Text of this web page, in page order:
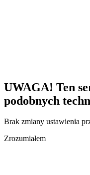
UWAGA! Ten
podobnych
Brak zmiany ustawienia
Zrozumiałem